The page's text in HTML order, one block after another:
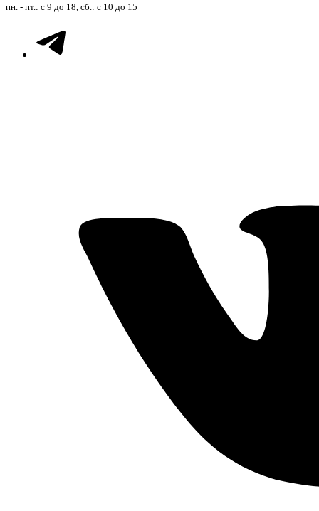
пн. - пт.: с 9 до 18, сб.: с 10 до 15